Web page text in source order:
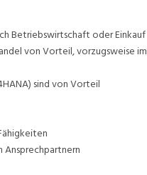
Betriebswirtschaft oder Einkauf
von Vorteil, vorzugsweise im
sind von Vorteil